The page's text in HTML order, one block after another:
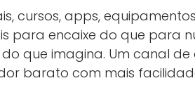
cursos, apps,
para encaixe do que para
que imagina. Um canal
barato com mais